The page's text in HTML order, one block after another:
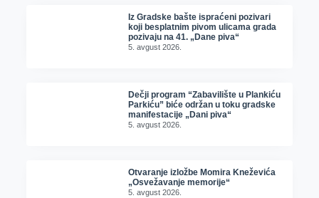
Iz Gradske bašte ispraćeni pozivari
koji besplatnim pivom ulicama grada
pozivaju na 41. „Dane piva“
5. avgust 2026.
Dečji program “Zabavilište u Plankiću
Parkiću” biće održan u toku gradske
manifestacije „Dani piva“
5. avgust 2026.
Otvaranje izložbe Momira Kneževića
„Osvežavanje memorije“
5. avgust 2026.